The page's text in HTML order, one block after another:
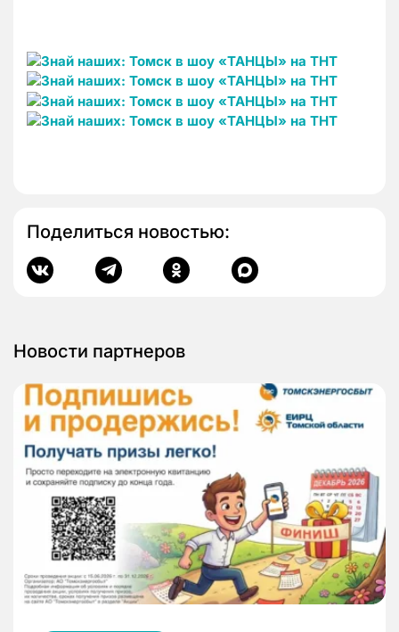
Поделиться новостью:
Новости партнеров